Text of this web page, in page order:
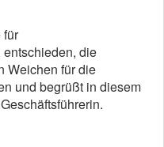
für
die
Weichen für die
und begrüßt in diesem